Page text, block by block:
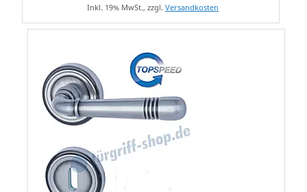
Inkl. 19% MwSt., zzgl.Versandkosten